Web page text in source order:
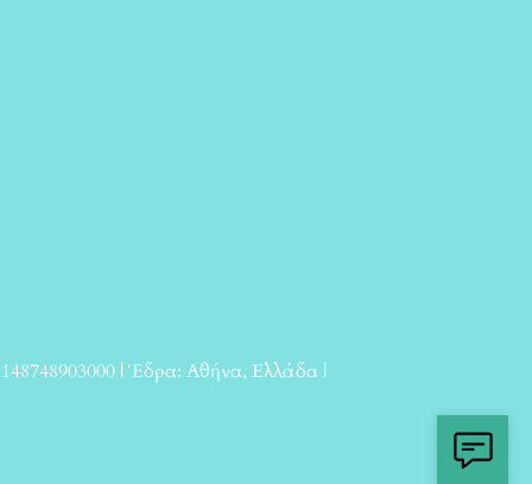
| Έδρα: Αθήνα, Ελλάδα |